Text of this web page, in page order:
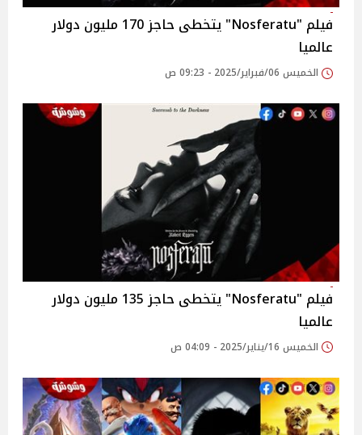
فيلم "Nosferatu" يتخطى حاجز 170 مليون دولار
عالميا
الخميس 06/فبراير/2025 - 09:23 ص
فيلم "Nosferatu" يتخطى حاجز 135 مليون دولار
عالميا
الخميس 16/يناير/2025 - 04:09 ص